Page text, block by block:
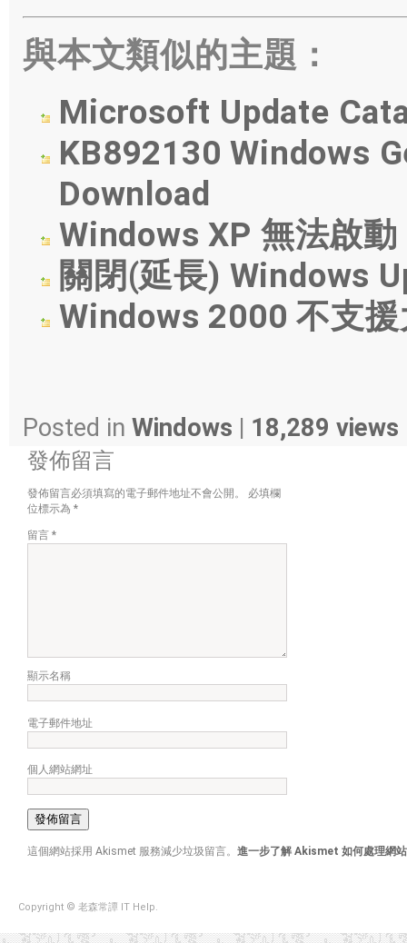
與本文類似的主題：
Microsoft Update
KB892130 Windows
Download
Windows XP 無法啟動
關閉(延長) Windows
Windows 2000 不支
Posted in Windows | 18,289 views
發佈留言
發佈留言必須填寫的電子郵件地址不會公開。
必填欄
位標示為 *
留言 *
顯示名稱
電子郵件地址
個人網站網址
這個網站採用 Akismet 服務減少垃圾留言。 進一步了解 Akismet 如何處理網
Copyright © 老森常譚 IT Help.